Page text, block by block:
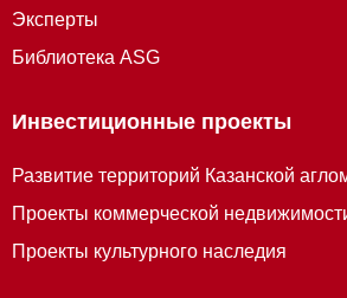
Эксперты
Библиотека ASG
Инвестиционные проекты
Развитие территорий Казанской
Проекты коммерческой
Проекты культурного наследия